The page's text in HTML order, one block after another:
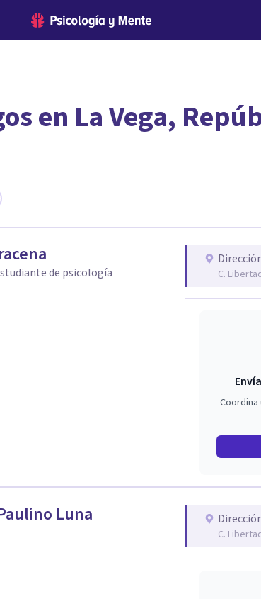
psicólogo adecuado?
los profesionales que más se ajustan a tus
en La Vega,
de psicología C.
Luna
C.